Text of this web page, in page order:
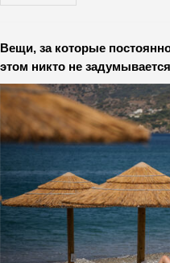
Вещи, за которые
этом никто не